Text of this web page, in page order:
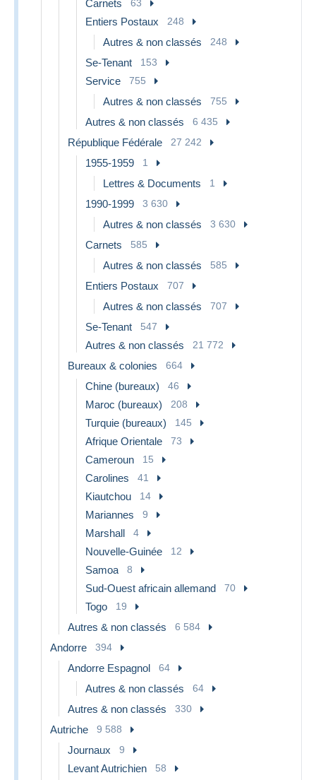
Carnets 63
Entiers Postaux 248
Autres & non classés 248
Se-Tenant 153
Service 755
Autres & non classés 755
Autres & non classés 6 435
République Fédérale 27 242
1955-1959 1
Lettres & Documents 1
1990-1999 3 630
Autres & non classés 3 630
Carnets 585
Autres & non classés 585
Entiers Postaux 707
Autres & non classés 707
Se-Tenant 547
Autres & non classés 21 772
Bureaux & colonies 664
Chine (bureaux) 46
Maroc (bureaux) 208
Turquie (bureaux) 145
Afrique Orientale 73
Cameroun 15
Carolines 41
Kiautchou 14
Mariannes 9
Marshall 4
Nouvelle-Guinée 12
Samoa 8
Sud-Ouest africain allemand 70
Togo 19
Autres & non classés 6 584
Andorre 394
Andorre Espagnol 64
Autres & non classés 64
Autres & non classés 330
Autriche 9 588
Journaux 9
Levant Autrichien 58